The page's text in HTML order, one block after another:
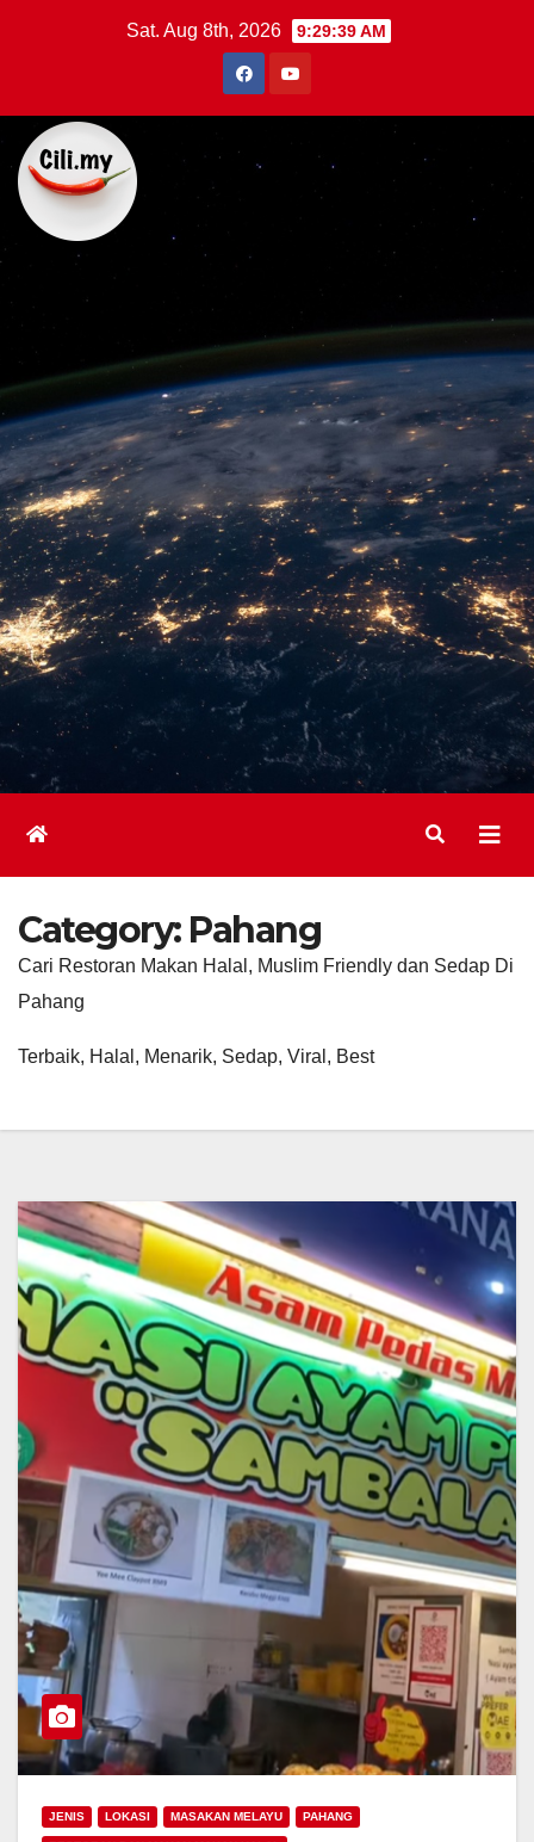
Sat. Aug 8th, 2026 9:29:40 AM
Category: Pahang
Cari Restoran Makan Halal, Muslim Friendly dan Sedap Di
Pahang
Terbaik, Halal, Menarik, Sedap, Viral, Best
JENIS LOKASI MASAKAN MELAYU PAHANG